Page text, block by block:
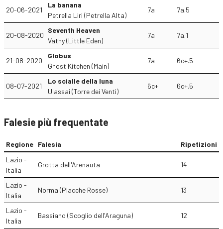
20-06-2021
La banana
Petrella Liri (Petrella Alta)
7a 7a.5
20-08-2020
Seventh Heaven
Vathy (Little Eden)
7a 7a.1
21-08-2020
Globus
Ghost Kitchen (Main)
7a 6c+.5
08-07-2021
Lo scialle della luna
Ulassai (Torre dei Venti)
6c+ 6c+.5
Falesie più frequentate
Regione Falesia
Ripetizioni
Lazio -
Italia
Grotta dell'Arenauta 14
Lazio -
Italia
Norma (Placche Rosse) 13
Lazio -
Italia
Bassiano (Scoglio dell'Araguna) 12